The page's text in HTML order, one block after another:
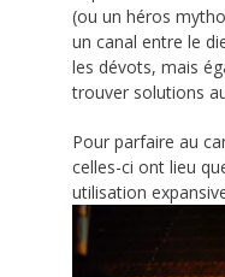
(ou un héros
un canal entre le
les dévots, mais
trouver solutions
Pour parfaire au
celles-ci ont lieu
utilisation